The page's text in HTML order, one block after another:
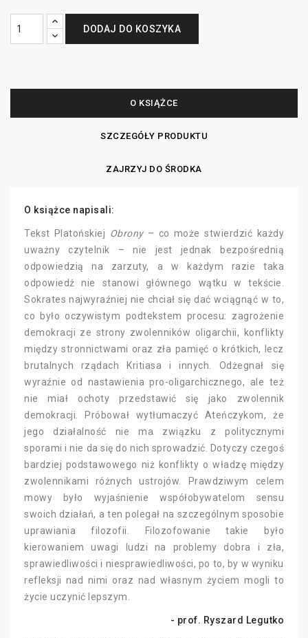
DODAJ DO KOSZYKA
O KSIĄŻCE
SZCZEGÓŁY PRODUKTU
ZAJRZYJ DO ŚRODKA
O książce napisali:
Tekst Platońskiej Obrony– co może stwierdzić każdy
uważny czytelnik – nie jest jednak bezpośrednią
odpowiedzią na zarzuty, a w każdym razie taka
odpowiedź nie stanowi głównego wątku w tekście.
Sokrates najwyraźniej nie chciał się dać wciągnąć w to,
co było oczywistym podtekstem procesu: zagrożenie
demokracji ze strony zwolenników oligarchii, konflikty
między stronnictwami oraz zła pamięć o krótkich, lecz
brutalnych rządach Kritiasa i innych. Odżegnał się
wyraźnie od nastawienia pro-oligarchicznego, ale też
nie miał ochoty przedstawić się jako zwolennik
demokracji. Próbował wytłumaczyć Ateńczykom, że
jego działalność nie ma związku z politycznymi
sporami i nie da się do nich sprowadzić. Dotyczy czegoś
bardziej podstawowego niż konflikty o władzę między
zwolennikami różnych ustrojów. Prawdziwym celem
mowy było wyjaśnienie współobywatelom sensu
swoich działań, a ten polegał na szczególnym sposobie
uprawiania filozofii. Filozofowanie takie było
kierowaniem uwagi ludzi na problemy dobra i zła,
sprawiedliwości i niesprawiedliwości, po to, by w wyniku
refleksji nad nimi oraz nad własnym życiem mogli to
życie uczynić lepszym.
- prof. Ryszard Legutko